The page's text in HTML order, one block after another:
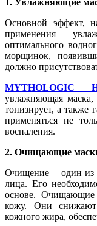
Основной эффект,
применения
оптимального
морщинок,
должно
MYTHOLOGIC
увлажняющая маска,
тонизирует, а также
применяться не
воспаления.
2. Очищающие
Очищение – один из
лица. Его
основе. Очищающие
кожу. Они снижают
кожного жира,